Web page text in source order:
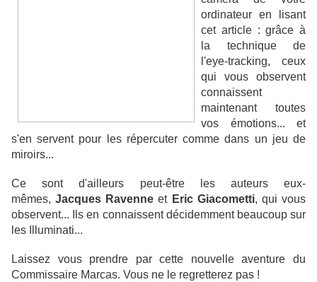
ordinateur en lisant
cet article : grâce à
la technique de
l'eye-tracking, ceux
qui vous observent
connaissent
maintenant toutes
vos émotions... et
s'en servent pour les répercuter comme dans un jeu de
miroirs...
Ce sont d'ailleurs peut-être les auteurs eux-
mêmes,Jacques Ravenne et Eric Giacometti, qui vous
observent... Ils en connaissent décidemment beaucoup sur
les Illuminati...
Laissez vous prendre par cette nouvelle aventure du
Commissaire Marcas. Vous ne le regretterez pas !